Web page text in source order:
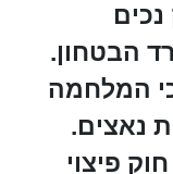
הבטחון.
המלחמה
נאצים.
פיצוי